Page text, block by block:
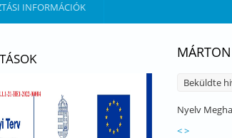
INFORMÁCIÓK
Beküldte
Nyelv
<>